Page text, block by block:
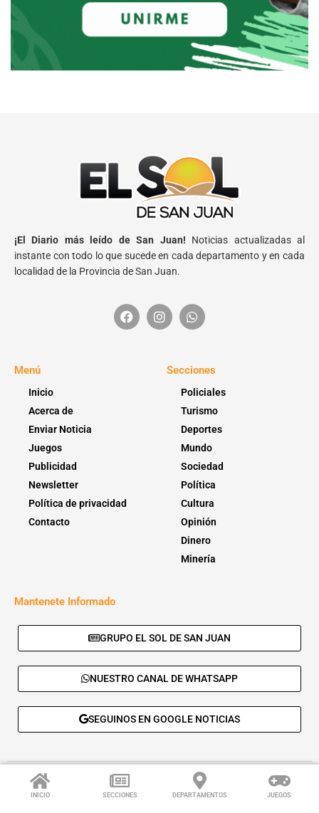
INICIO SECCIONES DEPARTAMENTOS JUEGOS
¡El Diario más leído de San Juan! Noticias actualizadas al
instante con todo lo que sucede en cada departamento y en cada
localidad de la Provincia de San Juan.
Menú
Inicio
Acerca de
Enviar Noticia
Juegos
Publicidad
Newsletter
Política de privacidad
Contacto
Secciones
Policiales
Turismo
Deportes
Mundo
Sociedad
Política
Cultura
Opinión
Dinero
Minería
Mantenete Informado
GRUPO EL SOL DE SAN JUAN
NUESTRO CANAL DE WHATSAPP
SEGUINOS EN GOOGLE NOTICIAS
© 2026 - El Sol de San Juan. Todos los derechos reservados. |
Desarrolla:
Daskalos Solutions